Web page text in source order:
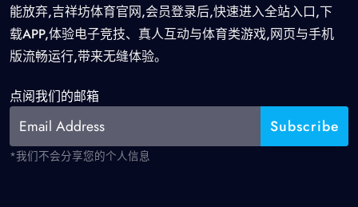
能放弃,吉祥坊体育官网,会员登录后,快速进入全站入口,下
载APP,体验电子竞技、真人互动与体育类游戏,网页与手机
版流畅运行,带来无缝体验。
点阅我们的邮箱
*我们不会分享您的个人信息